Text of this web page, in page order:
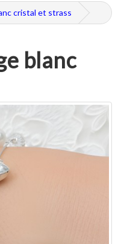
cristal et strass
blanc